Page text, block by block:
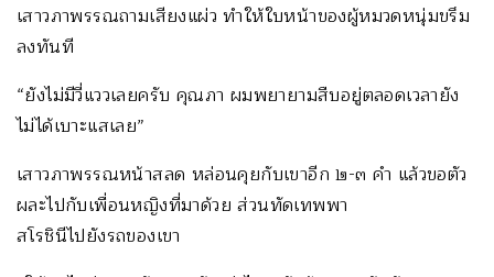
เสาวภาพรรณถามเสียงแผ่ว ทำให้ใบหน้าของผู้หมวดหนุ่มขรึม
ลงทันที
“ยังไม่มีวี่แววเลยครับ คุณภา ผมพยายามสืบอยู่ตลอดเวลายัง
ไม่ได้เบาะแสเลย”
เสาวภาพรรณหน้าสลด หล่อนคุยกับเขาอีก ๒-๓ คำ แล้วขอตัว
ผละไปกับเพื่อนหญิงที่มาด้วย ส่วนทัดเทพพา
สโรชินีไปยังรถของเขา